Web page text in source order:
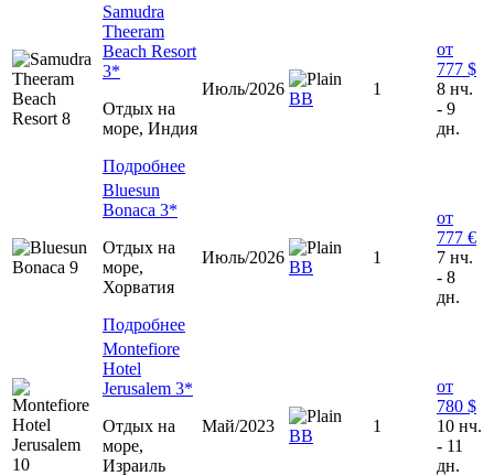
Samudra
Theeram
Beach Resort
3*
Отдых на
море, Индия
Подробнее
Июль/2026
ВВ
1
от
777 $
8 нч.
- 9
дн.
Bluesun
Bonaca 3*
Отдых на
море,
Хорватия
Подробнее
Июль/2026
ВВ
1
от
777 €
7 нч.
- 8
дн.
Montefiore
Hotel
Jerusalem 3*
Отдых на
море,
Израиль
Май/2023
ВВ
1
от
780 $
10 нч.
- 11
дн.